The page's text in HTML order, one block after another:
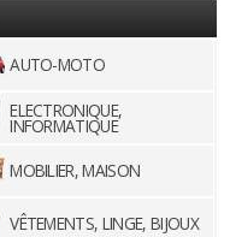
AUTO-MOTO
ELECTRONIQUE,
INFORMATIQUE
MOBILIER, MAISON
VÊTEMENTS, LINGE, BIJOUX